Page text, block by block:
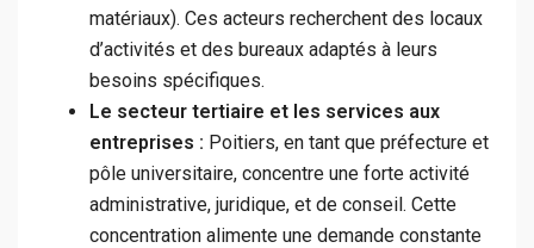
matériaux). Ces acteurs recherchent des locaux
d’activités et des bureaux adaptés à leurs
besoins spécifiques.
Le secteur tertiaire et les services aux
entreprises : Poitiers, en tant que préfecture et
pôle universitaire, concentre une forte activité
administrative, juridique, et de conseil. Cette
concentration alimente une demande constante